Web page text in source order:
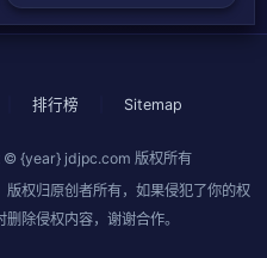
排行榜 Sitemap
© {year} jdjpc.com 版权所有
权归原创者所有，如果侵犯了你的权
除侵权内容，谢谢合作。